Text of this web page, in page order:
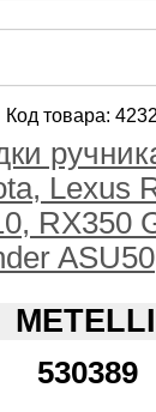
Код товара:
Lexus
RX350
METELLI
530389